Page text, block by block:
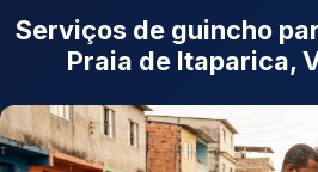
Serviços de guincho
Praia de Itaparica,